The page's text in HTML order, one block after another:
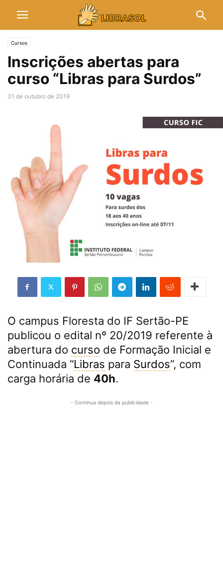
Cursos
Inscrições abertas para
curso “Libras para Surdos”
31 de outubro de 2019
O campus Floresta do IF Sertão-PE
publicou o edital nº 20/2019 referente à
abertura do curso de Formação Inicial e
Continuada “Libras para Surdos”, com
carga horária de 40h.
- Continua depois da publicidade -